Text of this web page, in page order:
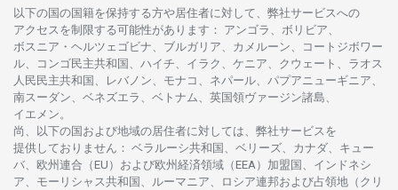
以下の国の国籍を保持する方や居住者に対して、 弊社サービスへの
アクセスを制限する可能性があります ： アンゴラ、ボリビア、
ボスニア ・ ヘルツェゴビナ、ブルガリア、カメルーン、コートジボワー
ル、
コンゴ民主共和国、ハイチ、イラク、ケニア、クウェート、 ラオス
人民民主共和国、レバノン、モナコ、ネパール、パプアニューギニア、
南スーダン、ベネズエラ、ベトナム、 英国領ヴァージン諸島、
イエメン。
尚、 以下の国および地域の居住者に対しては、 弊社サービスを
提供しておりません ： ベラルーシ共和国、ベリーズ、カナダ、キュー
バ、 欧州連合 （EU） および欧州経済領域 （EEA）加盟国、インドネシ
ア、 モーリシャス共和国、ルーマニア、 ロシア連邦および占領地 （クリ